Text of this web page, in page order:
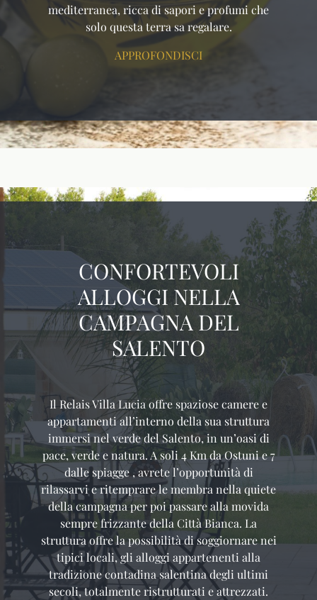
mediterranea, ricca di sapori e profumi che
solo questa terra sa regalare.
APPROFONDISCI
CONFORTEVOLI
ALLOGGI NELLA
CAMPAGNA DEL
SALENTO
Il Relais Villa Lucia offre spaziose camere e
appartamenti all’interno della sua struttura
immersi nel verde del Salento, in un’oasi di
pace, verde e natura. A soli 4 Km da Ostuni e 7
dalle spiagge , avrete l’opportunità di
rilassarvi e ritemprare le membra nella quiete
della campagna per poi passare alla movida
sempre frizzante della Città Bianca. La
struttura offre la possibilità di soggiornare nei
tipici locali, gli alloggi appartenenti alla
tradizione contadina salentina degli ultimi
secoli, totalmente ristrutturati e attrezzati.